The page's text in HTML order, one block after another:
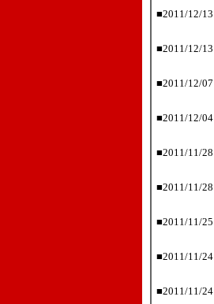
■2011/12/13
■2011/12/13
■2011/12/07
■2011/12/04
■2011/11/28
■2011/11/28
■2011/11/25
■2011/11/24
■2011/11/24